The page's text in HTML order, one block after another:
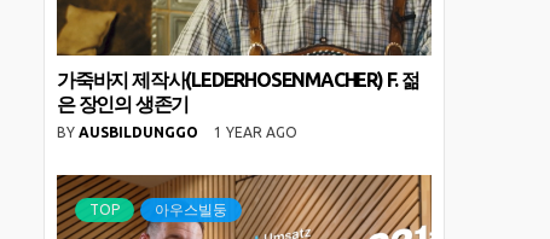
가죽바지 제작사(LEDERHOSENMACHER) F. 젊
은 장인의 생존기
BY AUSBILDUNGGO 1 YEAR AGO
TOP 아우스빌둥